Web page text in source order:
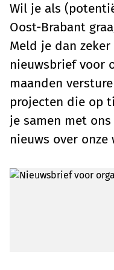
Wil je als
Oost-Brabant
Meld je dan
nieuwsbrief voor
maanden
projecten die op
je samen met
nieuws over onze